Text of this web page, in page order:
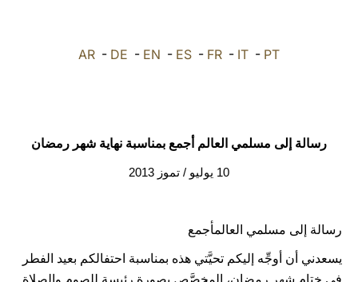
العربيّة
AR - DE - EN - ES - FR - IT - PT
رسالة إلى مسلمي العالم أجمع بمناسبة نهاية شهر رمضان
10 يوليو / تموز 2013
رسالة إلى مسلمي العالمأجمع
يسعدني أن أوجِّه إليكم تحيَّتي هذه بمناسبة احتفالكم بعيد الفطر
في ختام شهر رمضان، المخصَّص بصورة رئيسة للصوم والصلاة